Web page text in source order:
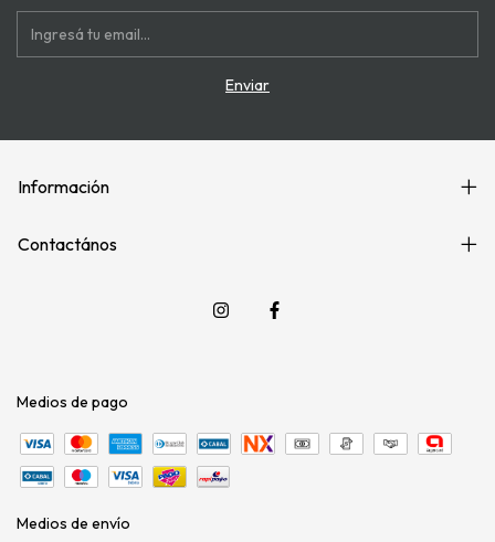
Información
Contactános
Medios de pago
Medios de envío